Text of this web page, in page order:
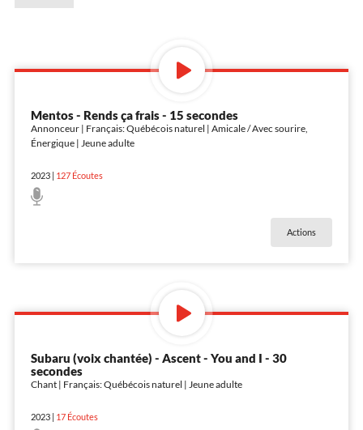
Mentos - Rends ça frais - 15 secondes
Annonceur | Français: Québécois naturel | Amicale / Avec sourire,
Énergique | Jeune adulte
2023| 127Écoutes
Actions
Subaru (voix chantée) - Ascent - You and I - 30
secondes
Chant | Français: Québécois naturel | Jeune adulte
2023| 17Écoutes